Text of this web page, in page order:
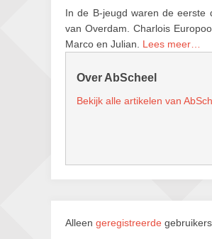
In de B-jeugd waren de eerste
van Overdam. Charlois
Marco en Julian. Lees meer…
Over AbScheel
Bekijk alle artikelen van
Alleen geregistreerde